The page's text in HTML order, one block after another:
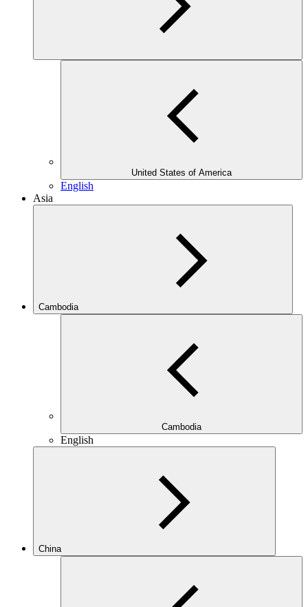
United States of America
English
Asia
Cambodia
Cambodia
English
China